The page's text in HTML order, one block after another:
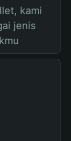
kami
jenis